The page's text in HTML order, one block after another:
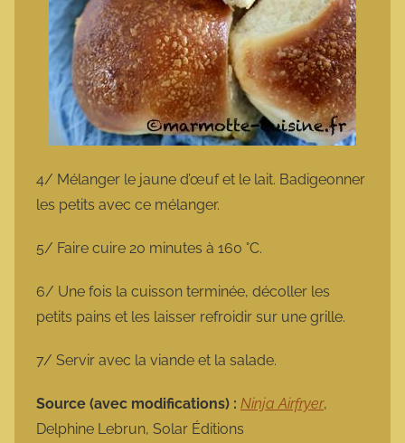
4/ Mélanger le jaune d’œuf et le lait. Badigeonner
les petits avec ce mélanger.
5/ Faire cuire 20 minutes à 160 °C.
6/ Une fois la cuisson terminée, décoller les
petits pains et les laisser refroidir sur une grille.
7/ Servir avec la viande et la salade.
Source (avec modifications) : Ninja Airfryer,
Delphine Lebrun, Solar Éditions